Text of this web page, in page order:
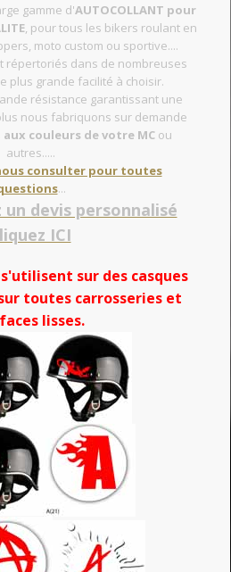
gamme d'AUTOCOLLANT pour
, pour tous les bikers roulant en
moto custom ou sportive....
répertoriés dans de nombreuses
plus grande facilité à choisir.
résistance garantissant une
nous fabriquons sur demande
aux couleurs de votre MCou
autres.....
consulter pour toutes
...
un devis personnalisé
ICI
sur des casques
toutes carrosseries et
lisses.